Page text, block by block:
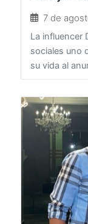
7 de
La influencer
sociales uno
su vida al